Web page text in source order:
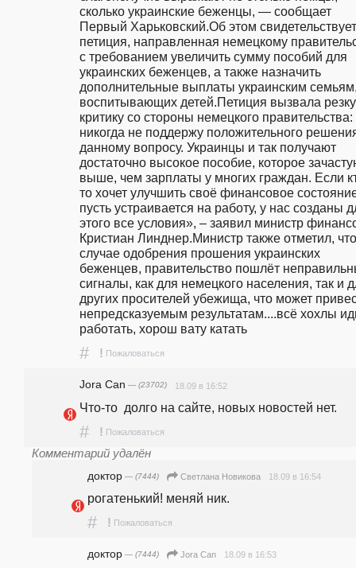
сколько украинские беженцы, — сообщает
Первый Харьковский.Об этом свидетельствует
петиция, направленная немецкому
с требованием увеличить сумму пособий для
украинских беженцев, а также назначить
дополнительные выплаты украинским
воспитывающих детей.Петиция вызвала
критику со стороны немецкого
никогда не поддержу положительного
данному вопросу. Украинцы и так получают
достаточно высокое пособие, которое
выше, чем зарплаты у многих граждан. Если
то хочет улучшить своё финансовое
пусть устраивается на работу, у нас созданы
этого все условия», – заявил министр
Кристиан Линднер.Министр также отметил,
случае одобрения прошения украинских
беженцев, правительство пошлёт
сигналы, как для немецкого населения, так и
других просителей убежища, что может
непредсказуемым результатам....всё хохлы
работать, хорош вату катать
# ! Пожаловаться
Jora Can — (23702) 18.09 в 16:52
Что-то  долго на сайте, новых новостей нет.
# ! Пожаловаться
Комментарий удалён
доктор — (7444) Светлана Новикова 18.09 в 16:54
рогатенький! меняй ник.
# ! Пожаловаться
доктор — (7444) Jora Can 18.09 в 16:53